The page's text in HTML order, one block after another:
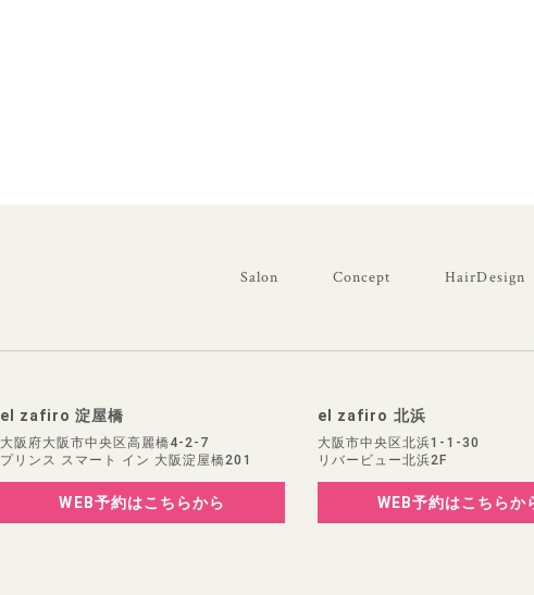
Salon Concept HairDesign
el zafiro 淀屋橋
大阪府大阪市中央区高麗橋4-2-7
プリンス スマート イン 大阪淀屋橋201
WEB予約はこちらから
el zafiro 北浜
大阪市中央区北浜1-1-30
リバービュー北浜2F
WEB予約はこちらか